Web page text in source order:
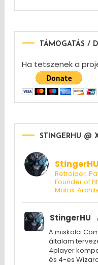
TÁMOGATÁS /
Ha tetszenek a
STINGERHU @
StingerHU
Retroider.
Founder of
Matrix:
StingerHU
A miskolci
általam
4player
és 4-es